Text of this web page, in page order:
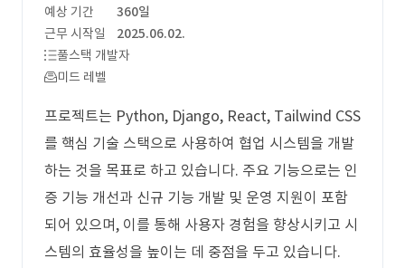
예상 기간
360일
근무 시작일
2025.06.02.
풀스택 개발자
미드 레벨
프로젝트는 Python, Django, React, Tailwind CSS
를 핵심 기술 스택으로 사용하여 협업 시스템을 개발
하는 것을 목표로 하고 있습니다. 주요 기능으로는 인
증 기능 개선과 신규 기능 개발 및 운영 지원이 포함
되어 있으며, 이를 통해 사용자 경험을 향상시키고 시
스템의 효율성을 높이는 데 중점을 두고 있습니다.